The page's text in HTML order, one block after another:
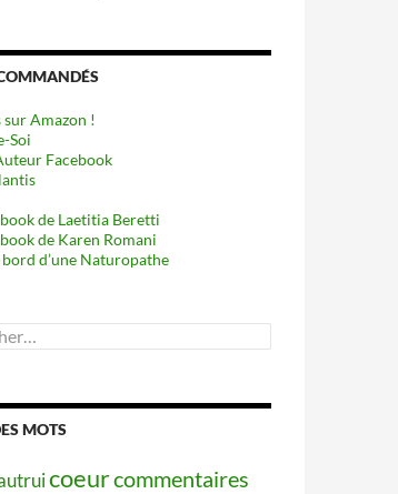
Amazon !
Soi
Facebook
de Laetitia Beretti
de Karen Romani
d’une Naturopathe
:
MOTS
coeurcommentaires